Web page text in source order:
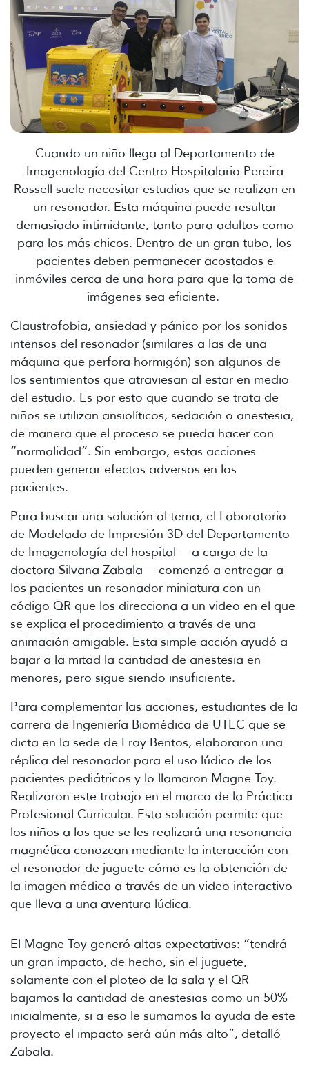
Cuando un niño llega al Departamento de
Imagenología del Centro Hospitalario Pereira
Rossell suele necesitar estudios que se realizan en
un resonador. Esta máquina puede resultar
demasiado intimidante, tanto para adultos como
para los más chicos. Dentro de un gran tubo, los
pacientes deben permanecer acostados e
inmóviles cerca de una hora para que la toma de
imágenes sea eficiente.
Claustrofobia, ansiedad y pánico por los sonidos
intensos del resonador (similares a las de una
máquina que perfora hormigón) son algunos de
los sentimientos que atraviesan al estar en medio
del estudio. Es por esto que cuando se trata de
niños se utilizan ansiolíticos, sedación o anestesia,
de manera que el proceso se pueda hacer con
“normalidad”. Sin embargo, estas acciones
pueden generar efectos adversos en los
pacientes.
Para buscar una solución al tema, el Laboratorio
de Modelado de Impresión 3D del Departamento
de Imagenología del hospital —a cargo de la
doctora Silvana Zabala— comenzó a entregar a
los pacientes un resonador miniatura con un
código QR que los direcciona a un video en el que
se explica el procedimiento a través de una
animación amigable. Esta simple acción ayudó a
bajar a la mitad la cantidad de anestesia en
menores, pero sigue siendo insuficiente.
Para complementar las acciones, estudiantes de la
carrera de Ingeniería Biomédica de UTEC que se
dicta en la sede de Fray Bentos, elaboraron una
réplica del resonador para el uso lúdico de los
pacientes pediátricos y lo llamaron Magne Toy.
Realizaron este trabajo en el marco de la Práctica
Profesional Curricular. Esta solución permite que
los niños a los que se les realizará una resonancia
magnética conozcan mediante la interacción con
el resonador de juguete cómo es la obtención de
la imagen médica a través de un video interactivo
que lleva a una aventura lúdica.
El Magne Toy generó altas expectativas: “tendrá
un gran impacto, de hecho, sin el juguete,
solamente con el ploteo de la sala y el QR
bajamos la cantidad de anestesias como un 50%
inicialmente, si a eso le sumamos la ayuda de este
proyecto el impacto será aún más alto”, detalló
Zabala.